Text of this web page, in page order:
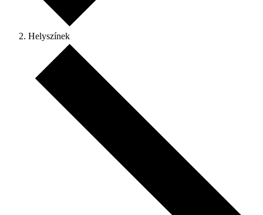
Helyszínek